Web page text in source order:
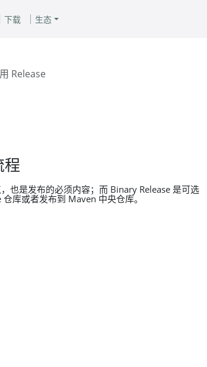
下载 生态
Release
程
也是发布的必须内容；而 Binary Release 是可选
库或者发布到 Maven 中央仓库。